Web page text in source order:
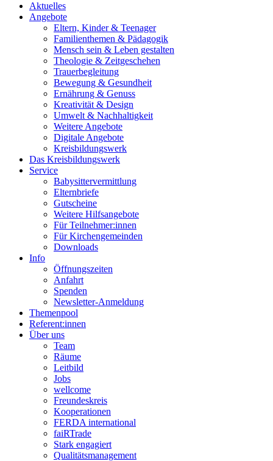
Aktuelles
Angebote
Eltern, Kinder & Teenager
Familienthemen & Pädagogik
Mensch sein & Leben gestalten
Theologie & Zeitgeschehen
Trauerbegleitung
Bewegung & Gesundheit
Ernährung & Genuss
Kreativität & Design
Umwelt & Nachhaltigkeit
Weitere Angebote
Digitale Angebote
Kreisbildungswerk
Das Kreisbildungswerk
Service
Babysittervermittlung
Elternbriefe
Gutscheine
Weitere Hilfsangebote
Für Teilnehmer:innen
Für Kirchengemeinden
Downloads
Info
Öffnungszeiten
Anfahrt
Spenden
Newsletter-Anmeldung
Themenpool
Referent:innen
Über uns
Team
Räume
Leitbild
Jobs
wellcome
Freundeskreis
Kooperationen
FERDA international
faiRTrade
Stark engagiert
Qualitätsmanagement